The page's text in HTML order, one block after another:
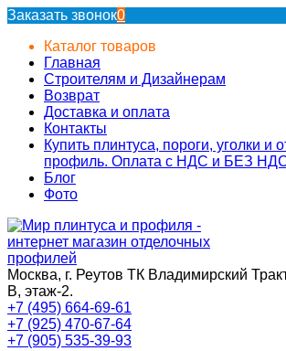
Заказать звонок0
Каталог товаров
Главная
Строителям и Дизайнерам
Возврат
Доставка и оплата
Контакты
Купить плинтуса, пороги, уголки и
профиль. Оплата с НДС и БЕЗ
Блог
Фото
Москва, г. Реутов ТК Владимирский
В, этаж-2.
+7 (495) 664-69-61
+7 (925) 470-67-64
+7 (905) 535-39-93